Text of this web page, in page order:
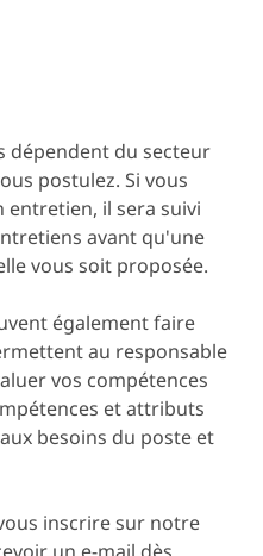
dépendent du secteur
postulez. Si vous
entretien, il sera suivi
avant qu'une
vous soit proposée.
également faire
au responsable
vos compétences
et attributs
besoins du poste et
inscrire sur notre